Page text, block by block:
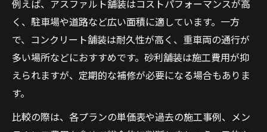
例えば、アスファルト舗装はコストパフォーマンスが高
く、駐車場や道路など広い面積に適しています。一方
で、コンクリート舗装は耐久性が高く、重車両の通行が
多い場所などにおすすめです。砂利舗装は施工費用が抑
えられますが、定期的な補修が必要になる場合もありま
す。
比較の際は、各プランの単価表や過去の施工事例、メン